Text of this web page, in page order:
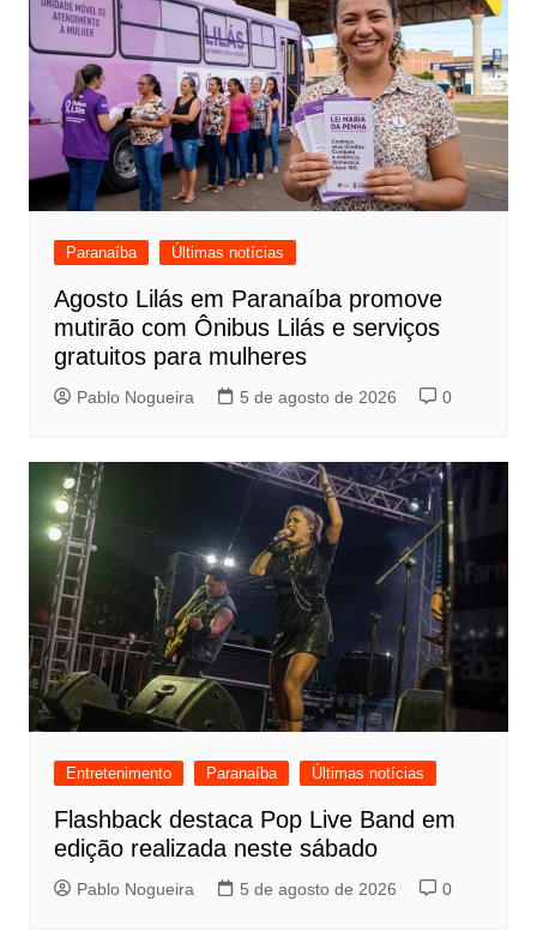
Paranaíba Últimas notícias
Agosto Lilás em Paranaíba promove
mutirão com Ônibus Lilás e serviços
gratuitos para mulheres
Pablo Nogueira 5 de agosto de 2026 0
Entretenimento Paranaíba Últimas notícias
Flashback destaca Pop Live Band em
edição realizada neste sábado
Pablo Nogueira 5 de agosto de 2026 0